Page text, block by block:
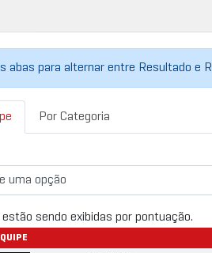
abas para alternar entre Resultado e
Por Categoria
sendo exibidas por pontuação.